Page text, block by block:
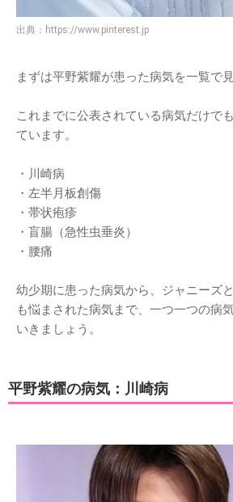
出典： https://www.pinterest.jp
まずは平野紫耀が患った病気を一覧で
これまでに公表されている病気だけで
ています。
・川崎病
・左半月板創傷
・帯状疱疹
・盲腸（急性虫垂炎）
・腰痛
幼少期に患った病気から、ジャニーズ
も悩まされた病気まで、一つ一つの病
いきましょう。
平野紫耀の病気：川崎病